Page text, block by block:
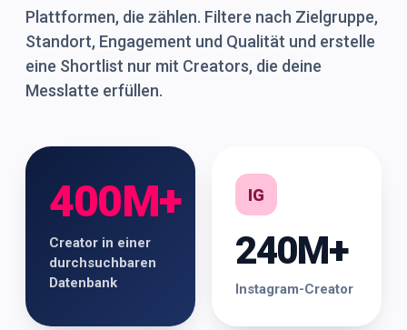
Plattformen, die zählen. Filtere nach Zielgruppe,
Standort, Engagement und Qualität und erstelle
eine Shortlist nur mit Creators, die deine
Messlatte erfüllen.
400M+
Creator in einer
durchsuchbaren
Datenbank
IG
240M+
Instagram-Creator